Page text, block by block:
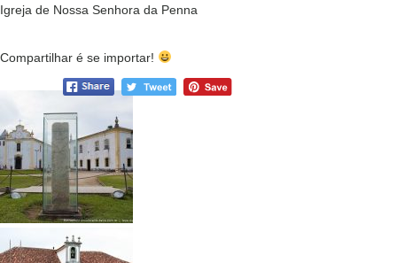
Igreja de Nossa Senhora da Penna
Compartilhar é se importar!